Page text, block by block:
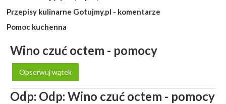
Przepisy kulinarne Gotujmy.pl - komentarze
Pomoc kuchenna
Wino czuć octem - pomocy
Obserwuj wątek
Odp: Odp: Wino czuć octem - pomocy